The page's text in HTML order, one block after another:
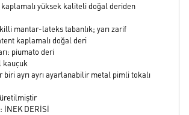
yüksek kaliteli doğal deriden
mantar-lateks tabanlık; yarı zarif
kaplamalı doğal deri
piumato deri
kauçuk
biri ayrı ayrı ayarlanabilir metal pimli tokalı
İNEK DERİSİ